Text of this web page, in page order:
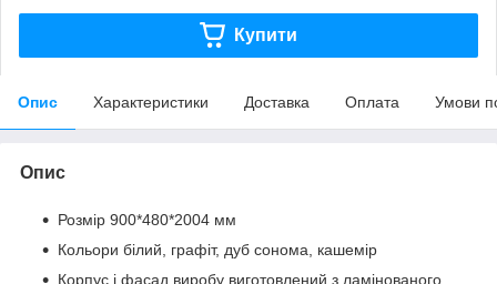
Купити
Опис Характеристики Доставка Оплата Умови
Опис
Розмір 900*480*2004 мм
Кольори білий, графіт, дуб сонома, кашемір
Корпус і фасад виробу виготовлений з ламінованого